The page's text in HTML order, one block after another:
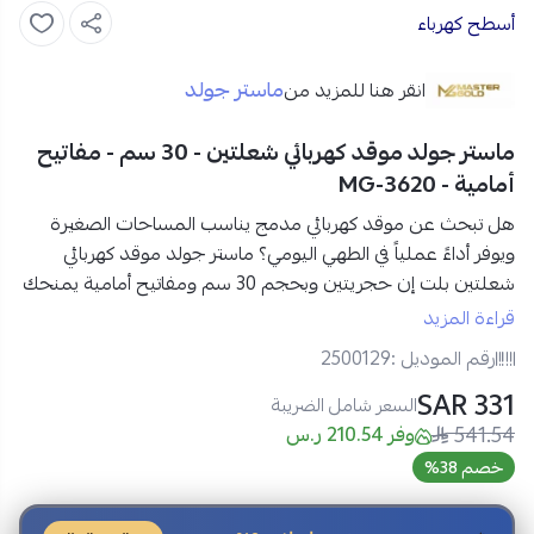
أسطح كهرباء
انقر هنا للمزيد منماستر جولد
ماستر جولد موقد كهربائي شعلتين - 30 سم - مفاتيح
أمامية - MG-3620
هل تبحث عن موقد كهربائي مدمج يناسب المساحات الصغيرة
ويوفر أداءً عملياً في الطهي اليومي؟ ماستر جولد موقد كهربائي
شعلتين بلت إن حجريتين وبحجم 30 سم
ومفاتيح أمامية يمنحك
تجربة طهي مستقرة مع سطح ستانلس ستيل متين، وتحكم
أمامي مريح يجعل هذا الموقد خياراً مثالياً للمطابخ الصغيرة
والاستراحات والمكاتب.
مواصفات ماستر جولد موقد كهربائي شعلتين في السعودية:
العلامة التجارية:
الموديل:MG-3620
نوع المنتج:
موقد كهربائي بلت إن
قراءة المزيد
رقم الموديل :2500129
331 SAR السعر شامل الضريبة
541.54 وفر 210.54 ر.س
خصم 38%